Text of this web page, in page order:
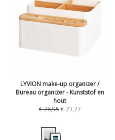
LYVION make-up organizer /
Bureau organizer - Kunststof en
hout
€26,95 €23,77